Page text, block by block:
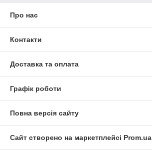
Про нас
Контакти
Доставка та оплата
Графік роботи
Повна версія сайту
Сайт створено на маркетплейсі Prom.ua